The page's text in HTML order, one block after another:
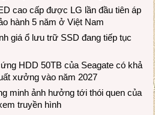
cao cấp được LG lần đầu tiên áp
hành 5 năm ở Việt Nam
giá ổ lưu trữ SSD đang tiếp tục
HDD 50TB của Seagate có khả
xưởng vào năm 2027
minh ảnh hưởng tới thói quen của
truyền hình